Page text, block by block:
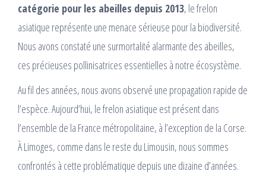
catégorie pour les abeilles depuis 2013, le frelon
asiatique représente une menace sérieuse pour la biodiversité.
Nous avons constaté une surmortalité alarmante des abeilles,
ces précieuses pollinisatrices essentielles à notre écosystème.
Au fil des années, nous avons observé une propagation rapide de
l’espèce. Aujourd’hui, le frelon asiatique est présent dans
l’ensemble de la France métropolitaine, à l’exception de la Corse.
À Limoges, comme dans le reste du Limousin, nous sommes
confrontés à cette problématique depuis une dizaine d’années.